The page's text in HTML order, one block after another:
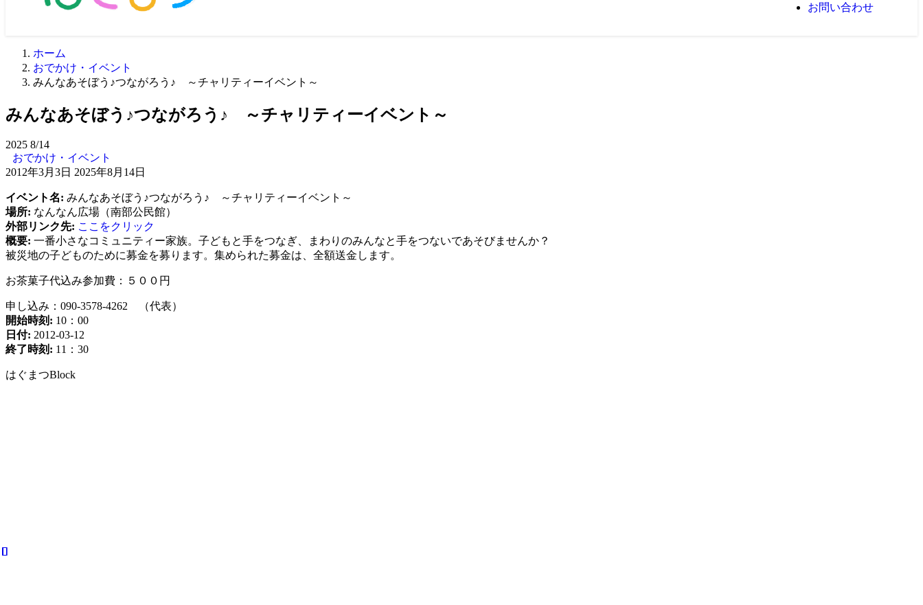
お問い合わせ
ホーム
おでかけ・イベント
みんなあそぼう♪つながろう♪ ～チャリティーイベント～
みんなあそぼう♪つながろう♪ ～チャリティーイベント～
2025 8/14
おでかけ・イベント
2012年3月3日 2025年8月14日
イベント名: みんなあそぼう♪つながろう♪ ～チャリティーイベント～
場所: なんなん広場（南部公民館）
外部リンク先: ここをクリック
概要: 一番小さなコミュニティー家族。子どもと手をつなぎ、まわりのみんなと手をつないであそびませんか？
被災地の子どものために募金を募ります。集められた募金は、全額送金します。
お茶菓子代込み参加費：５００円
申し込み：090-3578-4262 （代表）
開始時刻: 10：00
日付: 2012-03-12
終了時刻: 11：30
はぐまつBlock